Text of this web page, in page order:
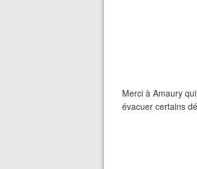
Merci à Amaury
évacuer certains